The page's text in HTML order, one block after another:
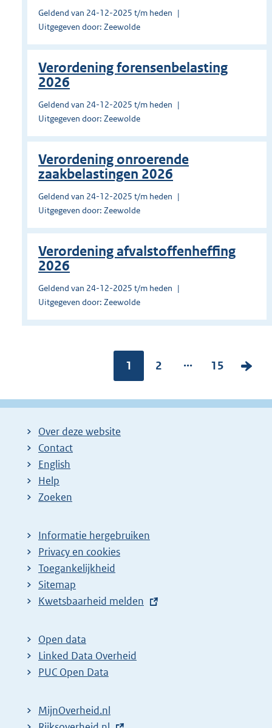
Geldend van 24-12-2025 t/m heden
Uitgegeven door: Zeewolde
Verordening forensenbelasting
2026
Geldend van 24-12-2025 t/m heden
Uitgegeven door: Zeewolde
Verordening onroerende
zaakbelastingen 2026
Geldend van 24-12-2025 t/m heden
Uitgegeven door: Zeewolde
Verordening afvalstoffenheffing
2026
Geldend van 24-12-2025 t/m heden
Uitgegeven door: Zeewolde
Pagina:
1
P
g
2 ...
P
g
15
V
l
Over deze website
Contact
English
Help
Zoeken
Informatie hergebruiken
Privacy en cookies
Toegankelijkheid
Sitemap
E
t
e
r
l
Kwetsbaarheid melden
Open data
Linked Data Overheid
PUC Open Data
MijnOverheid.nl